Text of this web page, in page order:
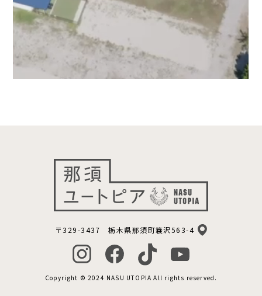
〒329-3437 栃木県那須町簔沢563-4
Copyright © 2024 NASU UTOPIA All rights reserved.